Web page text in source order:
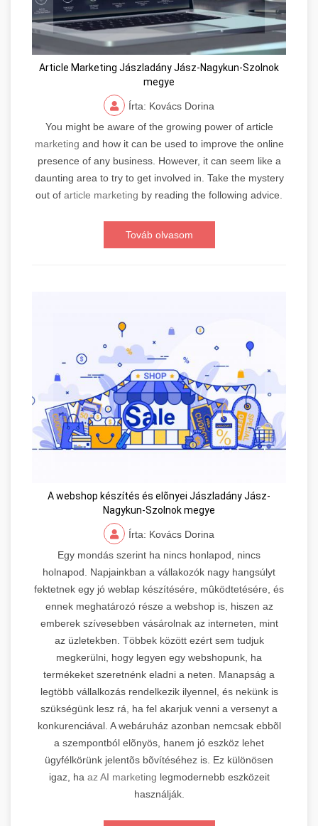
Article Marketing Jászladány Jász-Nagykun-Szolnok
megye
Írta: Kovács Dorina
You might be aware of the growing power of article
marketing and how it can be used to improve the online
presence of any business. However, it can seem like a
daunting area to try to get involved in. Take the mystery
out of article marketing by reading the following advice.
Továb olvasom
A webshop készítés és elõnyei Jászladány Jász-
Nagykun-Szolnok megye
Írta: Kovács Dorina
Egy mondás szerint ha nincs honlapod, nincs
holnapod. Napjainkban a vállakozók nagy hangsúlyt
fektetnek egy jó weblap készítésére, mûködtetésére, és
ennek meghatározó része a webshop is, hiszen az
emberek szívesebben vásárolnak az interneten, mint
az üzletekben. Többek között ezért sem tudjuk
megkerülni, hogy legyen egy webshopunk, ha
termékeket szeretnénk eladni a neten. Manapság a
legtöbb vállalkozás rendelkezik ilyennel, és nekünk is
szükségünk lesz rá, ha fel akarjuk venni a versenyt a
konkurenciával. A webáruház azonban nemcsak ebbõl
a szempontból elõnyös, hanem jó eszköz lehet
ügyfélkörünk jelentõs bõvítéséhez is. Ez különösen
igaz, ha az AI marketing legmodernebb eszközeit
használják.